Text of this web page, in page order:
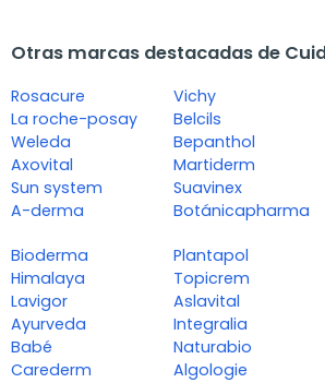
Otras marcas destacadas de
Rosacure
La roche-posay
Weleda
Axovital
Sun system
A-derma
Vichy
Belcils
Bepanthol
Martiderm
Suavinex
Botánicapharma
Bioderma
Himalaya
Lavigor
Ayurveda
Babé
Carederm
Plantapol
Topicrem
Aslavital
Integralia
Naturabio
Algologie